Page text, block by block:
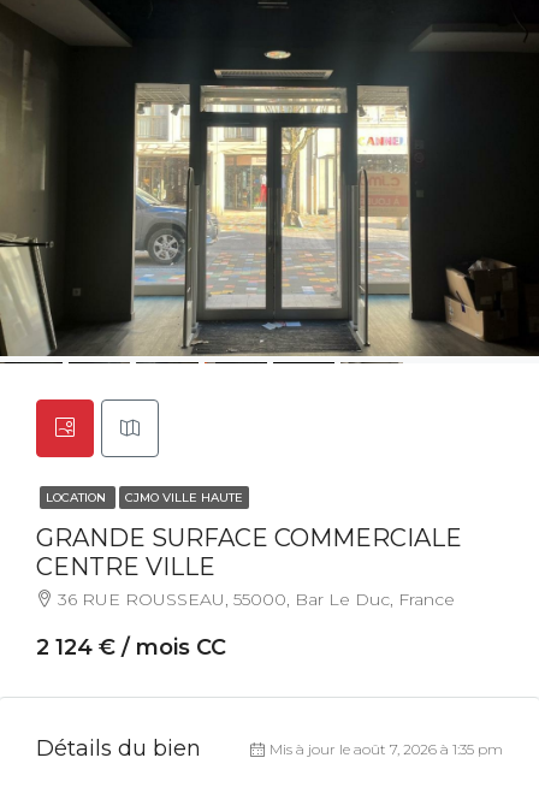
LOCATION CJMO VILLE HAUTE
GRANDE SURFACE COMMERCIALE
CENTRE VILLE
36 RUE ROUSSEAU, 55000, Bar Le Duc, France
2 124 € / mois CC
Détails du bien Mis à jour le août 7, 2026 à 1:35 pm